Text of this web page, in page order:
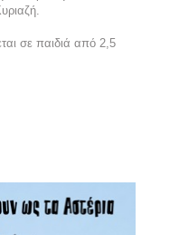
σε παιδιά από 2,5